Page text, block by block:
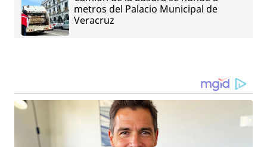
metros del Palacio Municipal de
Veracruz